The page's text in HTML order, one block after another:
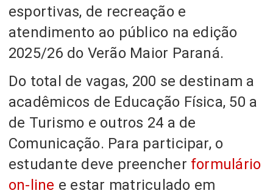
esportivas, de recreação e
atendimento ao público na edição
2025/26 do Verão Maior Paraná.
Do total de vagas, 200 se destinam a
acadêmicos de Educação Física, 50 a
de Turismo e outros 24 a de
Comunicação. Para participar, o
estudante deve preencher formulário
on-line e estar matriculado em